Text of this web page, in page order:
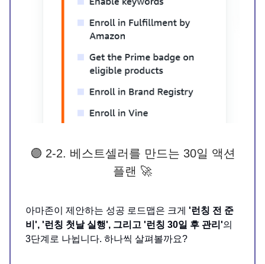
🟣 2-2. 베스트셀러를 만드는 30일 액션
플랜 🚀
아마존이 제안하는 성공 로드맵은 크게 '런칭 전 준
비', '런칭 첫날 실행', 그리고 '런칭 30일 후 관리'의
3단계로 나뉩니다. 하나씩 살펴볼까요?